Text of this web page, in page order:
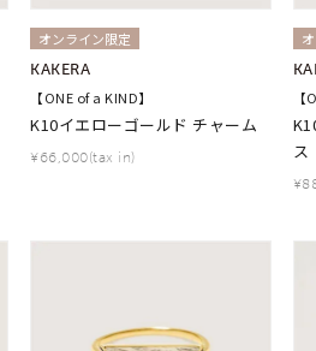
オンライン限定
KAKERA
【ONE of a KIND】
K10イエローゴールド チャーム
¥66,000(tax in)
ス